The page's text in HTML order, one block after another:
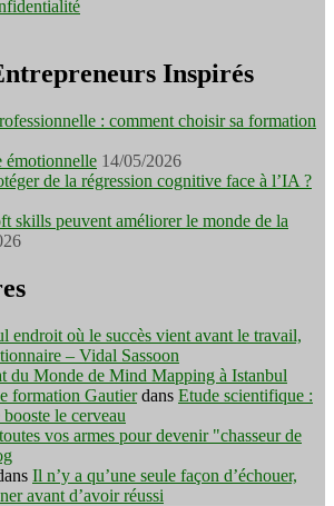
Inspirés
: comment choisir sa formation
émotionnelle 14/05/2026
de la régression cognitive face à l’IA ?
skills peuvent améliorer le monde de la
endroit où le succès vient avant le travail,
– Vidal Sassoon
du Monde de Mind Mapping à Istanbul
formation Gautierdans Etude scientifique :
le cerveau
vos armes pour devenir "chasseur de
Il n’y a qu’une seule façon d’échouer,
avant d’avoir réussi